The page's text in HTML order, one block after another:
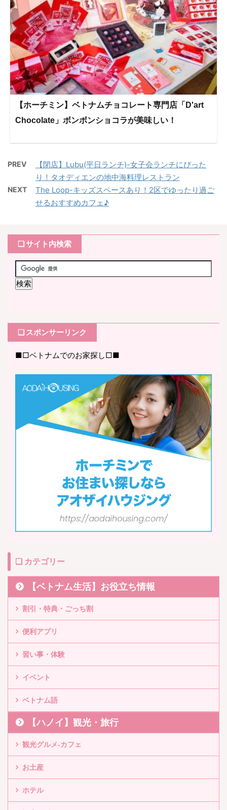
【ホーチミン】ベトナムチョコレート専門店「D'art
Chocolate」ボンボンショコラが美味しい！
PREV
【閉店】Lubu(平日ランチ)-女子会ランチにぴった
り！タオディエンの地中海料理レストラン
NEXT
The Loop-キッズスペースあり！2区でゆったり過ご
せるおすすめカフェ♪
❏ サイト内検索
❏ スポンサーリンク
■□ベトナムでのお家探し□■
❏ カテゴリー
【ベトナム生活】お役立ち情報
割引・特典・ごっち割
便利アプリ
習い事・体験
イベント
ベトナム語
【ハノイ】観光・旅行
観光グルメ-カフェ
お土産
ホテル